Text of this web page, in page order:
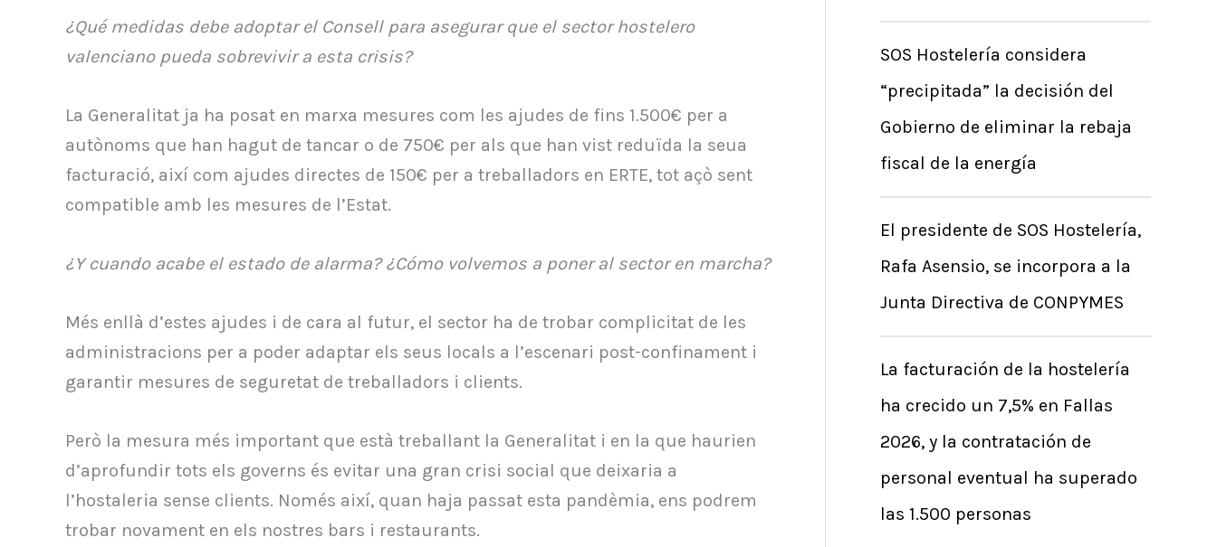
¿Qué medidas debe adoptar el Consell para asegurar que el sector hostelero
valenciano pueda sobrevivir a esta crisis?
La Generalitat ja ha posat en marxa mesures com les ajudes de fins 1.500€ per a
autònoms que han hagut de tancar o de 750€ per als que han vist reduïda la seua
facturació, així com ajudes directes de 150€ per a treballadors en ERTE, tot açò sent
compatible amb les mesures de l’Estat.
¿Y cuando acabe el estado de alarma? ¿Cómo volvemos a poner al sector en marcha?
Més enllà d’estes ajudes i de cara al futur, el sector ha de trobar complicitat de les
administracions per a poder adaptar els seus locals a l’escenari post-confinament i
garantir mesures de seguretat de treballadors i clients.
Però la mesura més important que està treballant la Generalitat i en la que haurien
d’aprofundir tots els governs és evitar una gran crisi social que deixaria a
l’hostaleria sense clients. Només així, quan haja passat esta pandèmia, ens podrem
trobar novament en els nostres bars i restaurants.
SOS Hostelería considera
“precipitada” la decisión del
Gobierno de eliminar la rebaja
fiscal de la energía
El presidente de SOS Hostelería,
Rafa Asensio, se incorpora a la
Junta Directiva de CONPYMES
La facturación de la hostelería
ha crecido un 7,5% en Fallas
2026, y la contratación de
personal eventual ha superado
las 1.500 personas